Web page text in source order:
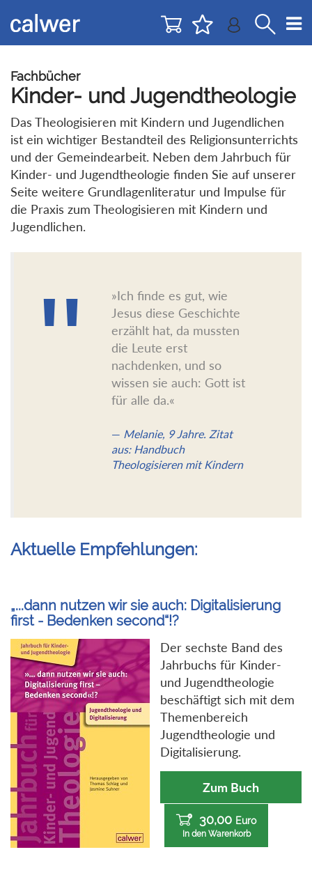
zur
Navigation
zum
Inhalt
Fachbücher
Kinder- und Jugendtheologie
Das Theologisieren mit Kindern und Jugendlichen
ist ein wichtiger Bestandteil des Religionsunterrichts
und der Gemeindearbeit. Neben dem Jahrbuch für
Kinder- und Jugendtheologie finden Sie auf unserer
Seite weitere Grundlagenliteratur und Impulse für
die Praxis zum Theologisieren mit Kindern und
Jugendlichen.
»Ich finde es gut, wie
Jesus diese Geschichte
erzählt hat, da mussten
die Leute erst
nachdenken, und so
wissen sie auch: Gott ist
für alle da.«
Melanie, 9 Jahre. Zitat
aus: Handbuch
Theologisieren mit Kindern
Aktuelle Empfehlungen:
„...dann nutzen wir sie auch: Digitalisierung
first - Bedenken second“!?
Der sechste Band des
Jahrbuchs für Kinder-
und Jugendtheologie
beschäftigt sich mit dem
Themenbereich
Jugendtheologie und
Digitalisierung.
Zum Buch
30,00 Euro
In den Warenkorb